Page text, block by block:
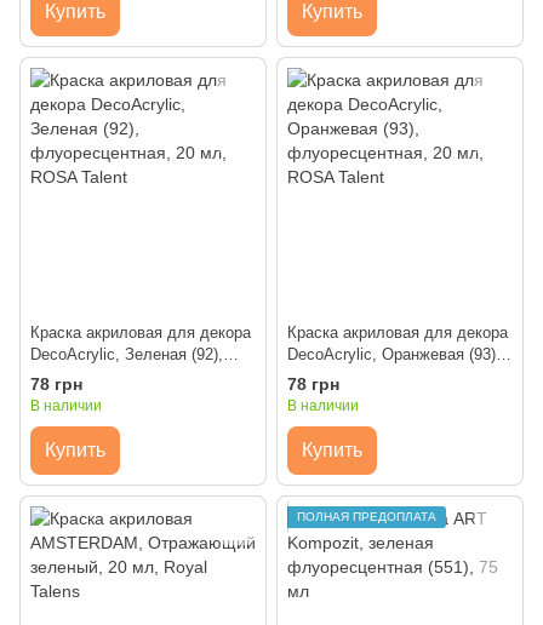
Купить Купить
Краска акриловая для декора
DecoAcrylic, Зеленая (92),
флуоресцентная, 20 мл,
ROSA Talent
78 грн
В наличии
Купить
Краска акриловая для декора
DecoAcrylic, Оранжевая (93),
флуоресцентная, 20 мл,
ROSA Talent
78 грн
В наличии
Купить
ПОЛНАЯ ПРЕДОПЛАТА